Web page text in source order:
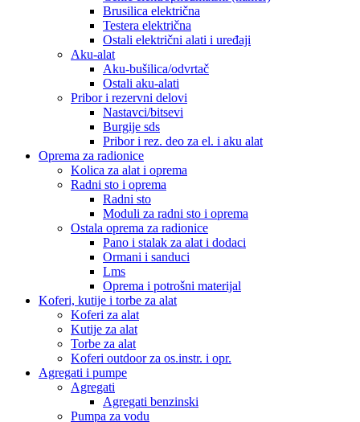
Brusilica električna
Testera električna
Ostali električni alati i uređaji
Aku-alat
Aku-bušilica/odvrtač
Ostali aku-alati
Pribor i rezervni delovi
Nastavci/bitsevi
Burgije sds
Pribor i rez. deo za el. i aku alat
Oprema za radionice
Kolica za alat i oprema
Radni sto i oprema
Radni sto
Moduli za radni sto i oprema
Ostala oprema za radionice
Pano i stalak za alat i dodaci
Ormani i sanduci
Lms
Oprema i potrošni materijal
Koferi, kutije i torbe za alat
Koferi za alat
Kutije za alat
Torbe za alat
Koferi outdoor za os.instr. i opr.
Agregati i pumpe
Agregati
Agregati benzinski
Pumpa za vodu